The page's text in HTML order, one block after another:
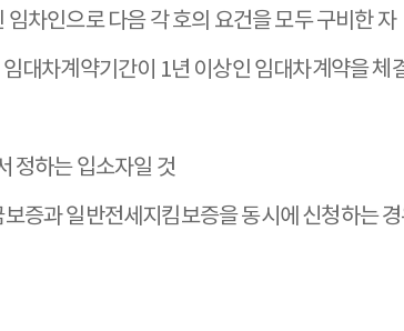
차인으로 다음 각 호의 요건을 모두 구비한 자
대차계약기간이 1년 이상인 임대차계약을 체
정하는 입소자일 것
증과 일반전세지킴보증을 동시에 신청하는